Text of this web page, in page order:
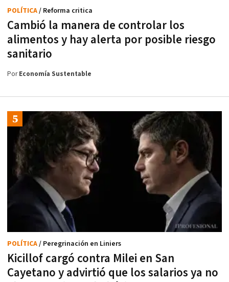
Cambió la manera de controlar los
alimentos y hay alerta por posible riesgo
sanitario
POLÍTICA/ Reforma critica
PorEconomía Sustentable
Kicillof cargó contra Milei en San
Cayetano y advirtió que los salarios ya no
POLÍTICA/ Peregrinación en Liniers